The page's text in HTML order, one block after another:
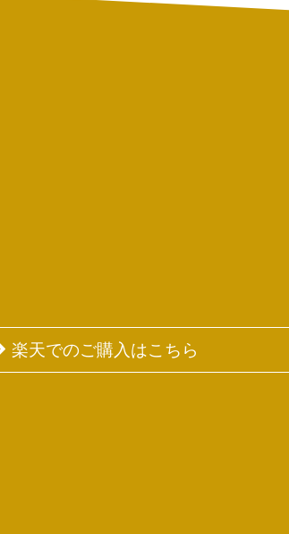
楽天でのご購入はこちら